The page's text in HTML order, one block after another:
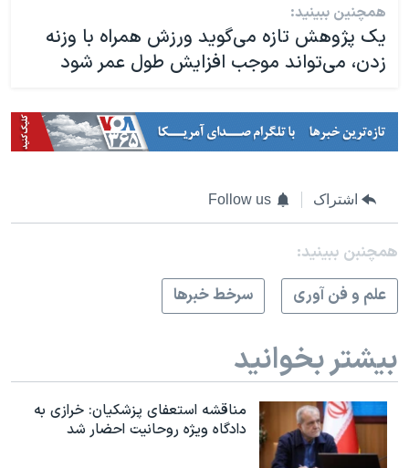
همچنین ببینید:
یک پژوهش تازه می‌گوید ورزش همراه با وزنه
زدن، می‌تواند موجب افزایش طول عمر شود
اشتراک Follow us
همچنبن ببینید:
علم و فن آوری
سرخط خبرها
بیشتر بخوانید
مناقشه استعفای پزشکیان: خرازی به
دادگاه ویژه روحانیت احضار شد